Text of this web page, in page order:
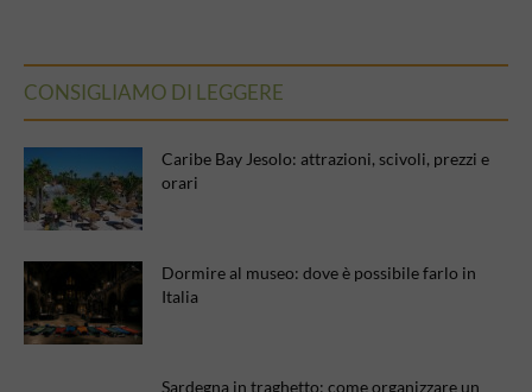
CONSIGLIAMO DI LEGGERE
Caribe Bay Jesolo: attrazioni, scivoli, prezzi e
orari
Dormire al museo: dove è possibile farlo in
Italia
Sardegna in traghetto: come organizzare un